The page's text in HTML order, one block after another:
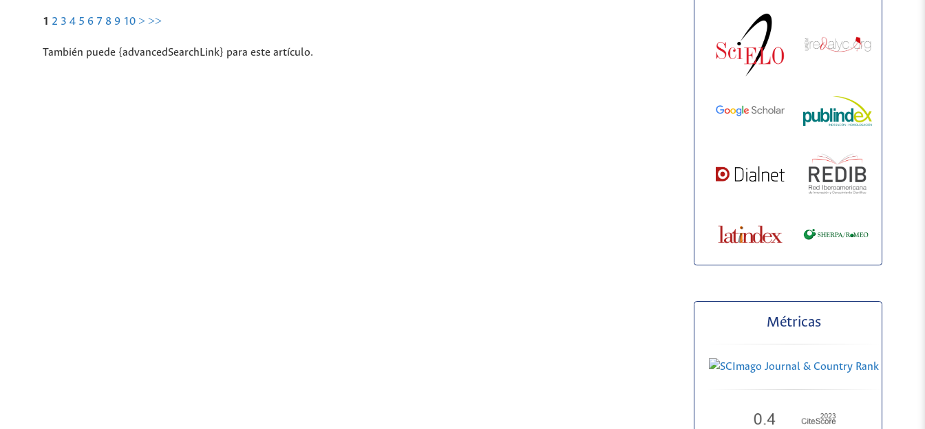
1 2 3 4 5 6 7 8 9 10 > >>
También puede {advancedSearchLink} para este artículo.
Métricas